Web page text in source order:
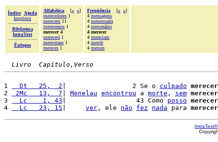
Índice
Ajuda
Imprimir
Biblioteca
IntraText
Èulogos
Alfabética [« »]
merecedores 1
merecem 11
merecemos 1
merecer 4
merecerá 1
mereceram 1
mereces 1
Freqüência [« »]
4 mensagens
4 menstruada
4 mercenário
4 merecer
4 mereciam
4 merob
4 merom
Livro  Capítulo,Verso
1
  Dt   25,  2
|                 2 Se o culpado merecer
2
2Mc   13,  7 Menelau encontrou a morte , sem merecer
3
  Lc    1, 43
|                  43 Como posso merecer
4
  Lc   23, 15
ver , ele não fez nada para merecer
IntraText®